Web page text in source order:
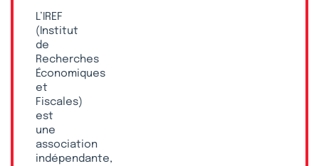
L’IREF
(Institut
de
Recherches
Économiques
et
Fiscales)
est
une
association
indépendante,